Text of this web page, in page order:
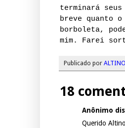
terminará
breve quanto
borboleta,
mim. Farei
Publicado por
18
Anônimo
Querido